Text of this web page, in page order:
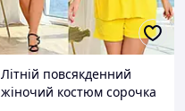
Літній повсякденний
жіночий костюм сорочка